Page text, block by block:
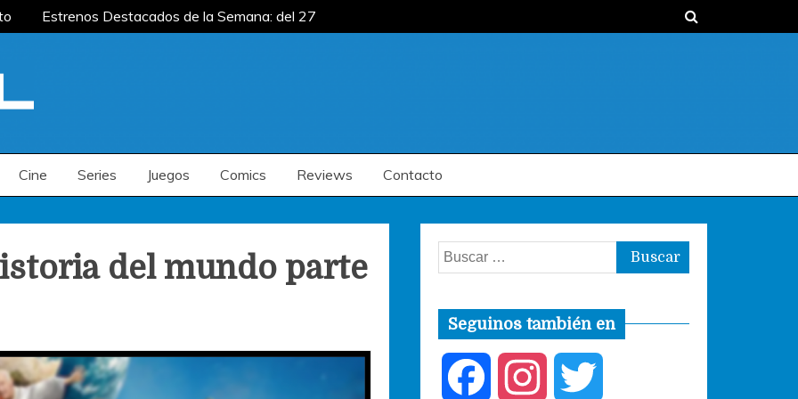
Estrenos Destacados de la Semana: del 27
Cine Series Juegos Comics Reviews Contacto
del mundo parte
Buscar:
Seguinos también en